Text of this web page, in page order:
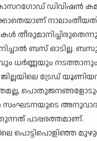
ഡിവിഷന്‍
ബസ് ഓടില്ല.
ധര്‍ണ്ണയും
ജില്ലയിലെ ട്രേഡ്
സംഘടനയുടെ
പാപ്പരത്തമാണ്.
പൊട്ടിപൊളിഞ്ഞ